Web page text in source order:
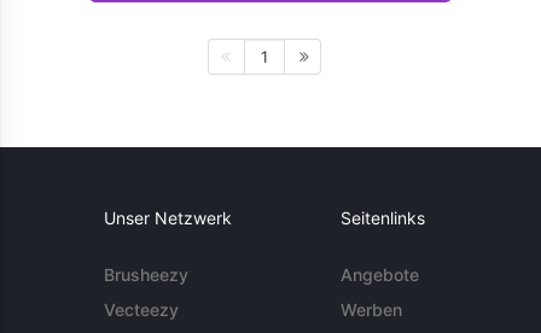
1
Unser Netzwerk
Brusheezy
Vecteezy
Seitenlinks
Angebote
Werben